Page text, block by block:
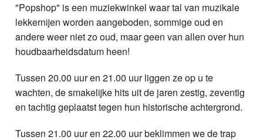
"Popshop" is een muziekwinkel waar tal van muzikale
lekkernijen worden aangeboden, sommige oud en
andere weer niet zo oud, maar geen van allen over hun
houdbaarheidsdatum heen!
Tussen 20.00 uur en 21.00 uur liggen ze op u te
wachten, de smakelijke hits uit de jaren zestig, zeventig
en tachtig geplaatst tegen hun historische achtergrond.
Tussen 21.00 uur en 22.00 uur beklimmen we de trap